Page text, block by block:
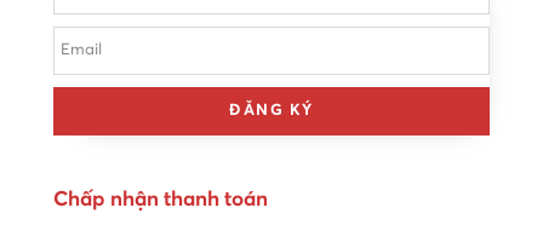
ĐĂNG KÝ
Chấp nhận thanh toán